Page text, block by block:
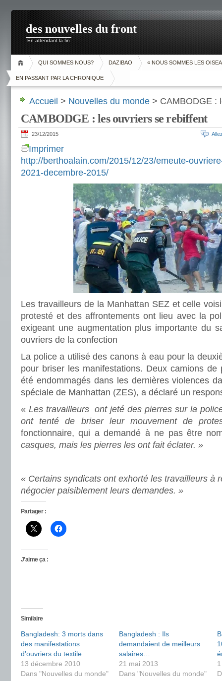
des nouvelles du front
En attendant la fin
QUI SOMMES NOUS? DAZIBAO « NOUS SOMMES LES
EN PASSANT PAR LA CHRONIQUE
Accueil > Nouvelles du monde > CAMBODGE :
CAMBODGE : les ouvriers se rebiffent
23/12/2015
Imprimer
http://berthoalain.com/2015/12/23/emeute-
2021-decembre-2015/
Les travailleurs de la Manhattan SEZ et celle
protesté et des affrontements ont lieu avec la
exigeant une augmentation plus importante du
ouvriers de la confection
La police a utilisé des canons à eau pour la
pour briser les manifestations. Deux camions de
été endommagés dans les dernières violences
spéciale de Manhattan (ZES), a déclaré un
« Les travailleurs ont jeté des pierres sur la
ont tenté de briser leur mouvement de
fonctionnaire, qui a demandé à ne pas être
casques, mais les pierres les ont fait éclater. »
« Certains syndicats ont exhorté les travailleurs à
négocier paisiblement leurs demandes. »
Partager :
J’aime ça :
Similaire
Bangladesh: 3 morts dans
des manifestations
d’ouvriers du textile
13 décembre 2010
Dans "Nouvelles du monde"
Bangladesh : Ils
demandaient de meilleurs
salaires…
21 mai 2013
Dans "Nouvelles du monde"